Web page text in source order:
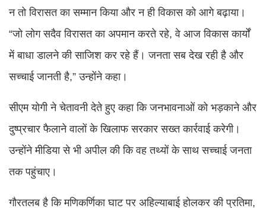
न तो विरासत का सम्मान किया और न ही विकास को आगे बढ़ाया।
“जो लोग सदैव विरासत का अपमान करते रहे, वे आज विकास कार्यों
में बाधा डालने की साजिश कर रहे हैं। जनता सब देख रही है और
सच्चाई जानती है,” उन्होंने कहा।
सीएम योगी ने चेतावनी देते हुए कहा कि जनभावनाओं को भड़काने और
दुष्प्रचार फैलाने वालों के खिलाफ सरकार सख्त कार्रवाई करेगी।
उन्होंने मीडिया से भी अपील की कि वह तथ्यों के साथ सच्चाई जनता
तक पहुंचाए।
गौरतलब है कि मणिकर्णिका घाट पर अहिल्याबाई होलकर की प्रतिमा,